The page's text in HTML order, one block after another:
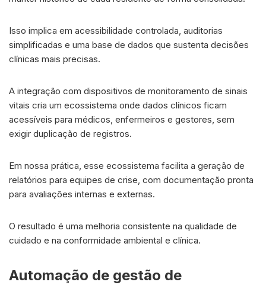
Isso implica em acessibilidade controlada, auditorias
simplificadas e uma base de dados que sustenta decisões
clínicas mais precisas.
A integração com dispositivos de monitoramento de sinais
vitais cria um ecossistema onde dados clínicos ficam
acessíveis para médicos, enfermeiros e gestores, sem
exigir duplicação de registros.
Em nossa prática, esse ecossistema facilita a geração de
relatórios para equipes de crise, com documentação pronta
para avaliações internas e externas.
O resultado é uma melhoria consistente na qualidade de
cuidado e na conformidade ambiental e clínica.
Automação de gestão de